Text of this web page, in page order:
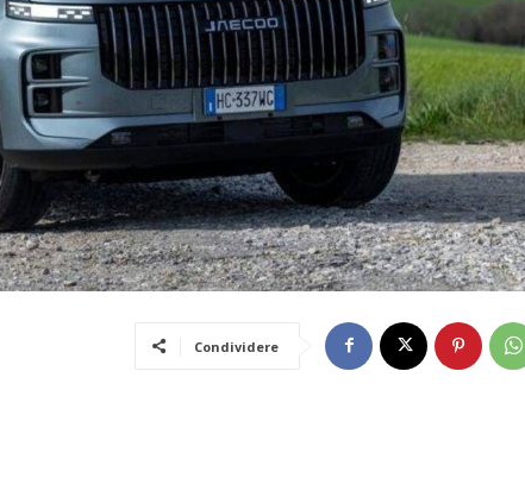
Condividere